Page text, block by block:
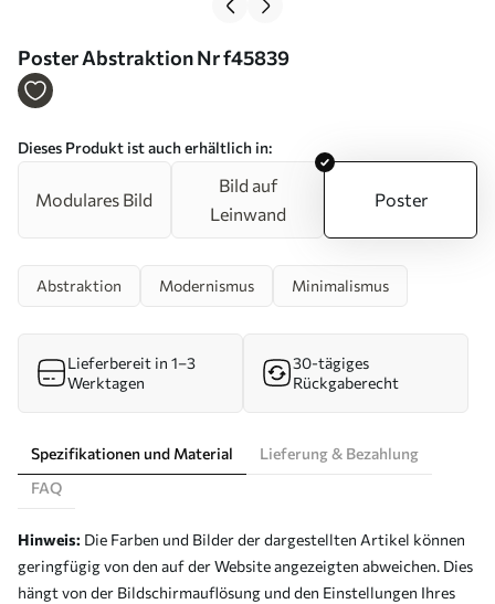
Poster Abstraktion Nr f45839
Dieses Produkt ist auch erhältlich in:
Modulares Bild
Bild auf
Leinwand
Poster
Abstraktion Modernismus Minimalismus
Lieferbereit in 1–3
Werktagen
30-tägiges
Rückgaberecht
Spezifikationen und Material
Lieferung & Bezahlung
FAQ
Hinweis: Die Farben und Bilder der dargestellten Artikel können
geringfügig von den auf der Website angezeigten abweichen. Dies
hängt von der Bildschirmauflösung und den Einstellungen Ihres